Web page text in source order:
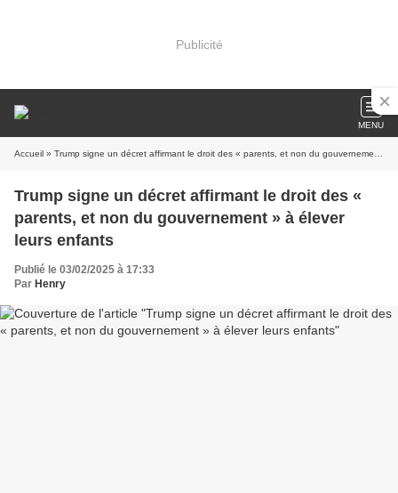
Publicité
MENU
Accueil » Trump signe un décret affirmant le droit des « parents, et non du gouvernement » à élever leurs enfants
Trump signe un décret affirmant le droit des «
parents, et non du gouvernement » à élever
leurs enfants
Publié le 03/02/2025 à 17:33
Par Henry